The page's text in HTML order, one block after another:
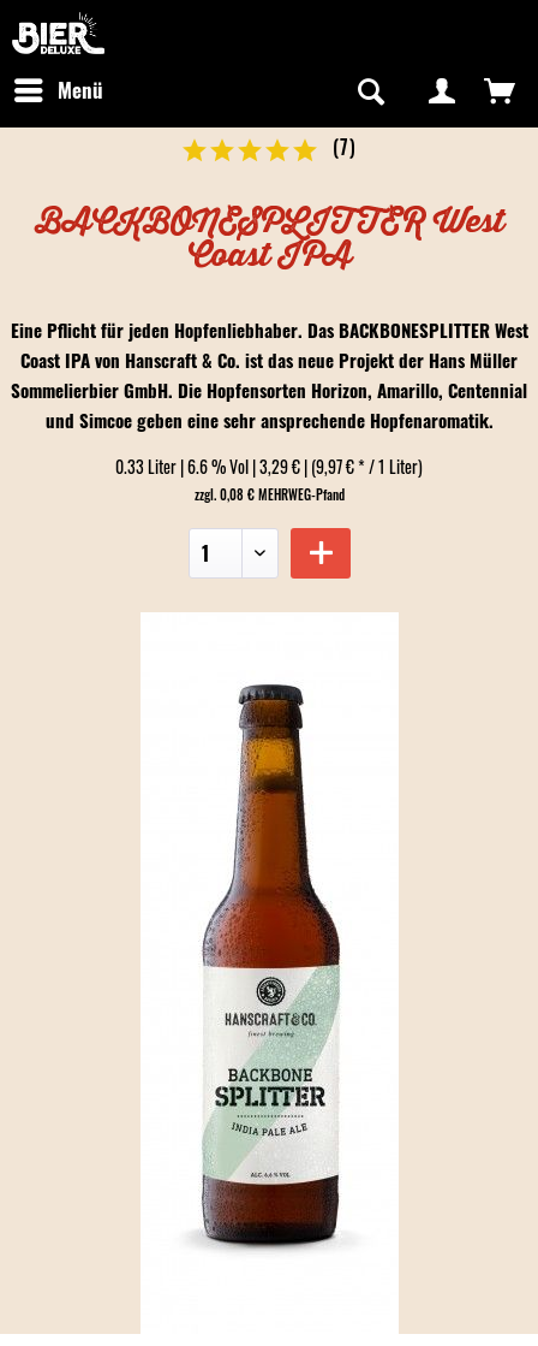
Kostenfreier Versand in Deutschland
Menü
(7)
BACKBONESPLITTER West
Coast IPA
Eine Pflicht für jeden Hopfenliebhaber. Das BACKBONESPLITTER West
Coast IPA von Hanscraft & Co. ist das neue Projekt der Hans Müller
Sommelierbier GmbH. Die Hopfensorten Horizon, Amarillo, Centennial
und Simcoe geben eine sehr ansprechende Hopfenaromatik.
0.33 Liter | 6.6 % Vol | 3,29 € | (9,97 € * / 1 Liter)
zzgl. 0,08 € MEHRWEG-Pfand